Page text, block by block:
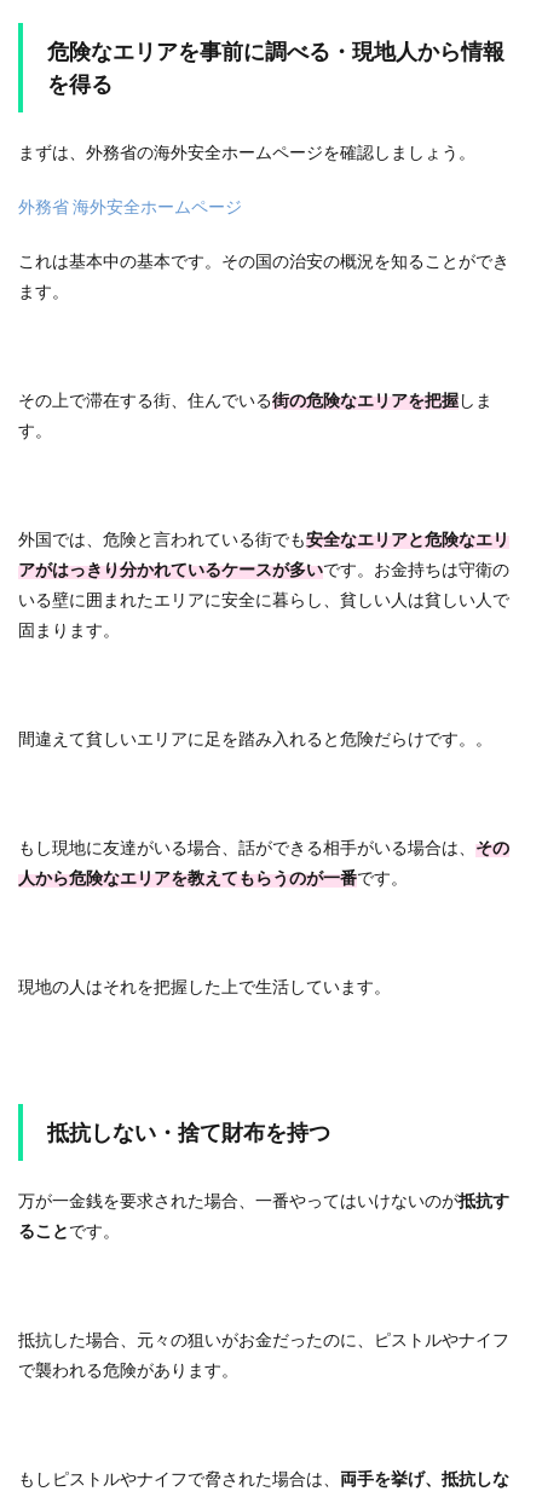
危険なエリアを事前に調べる・現地人から情報
を得る
まずは、外務省の海外安全ホームページを確認しましょう。
外務省 海外安全ホームページ
これは基本中の基本です。その国の治安の概況を知ることができ
ます。
その上で滞在する街、住んでいる街の危険なエリアを把握しま
す。
外国では、危険と言われている街でも安全なエリアと危険なエリ
アがはっきり分かれているケースが多いです。お金持ちは守衛の
いる壁に囲まれたエリアに安全に暮らし、貧しい人は貧しい人で
固まります。
間違えて貧しいエリアに足を踏み入れると危険だらけです。。
もし現地に友達がいる場合、話ができる相手がいる場合は、 その
人から危険なエリアを教えてもらうのが一番です。
現地の人はそれを把握した上で生活しています。
抵抗しない・捨て財布を持つ
万が一金銭を要求された場合、一番やってはいけないのが抵抗す
ることです。
抵抗した場合、元々の狙いがお金だったのに、ピストルやナイフ
で襲われる危険があります。
もしピストルやナイフで脅された場合は、 両手を挙げ、抵抗しな